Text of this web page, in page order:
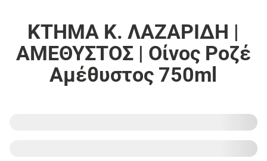
ΚΤΗΜΑ Κ. ΛΑΖΑΡΙΔΗ |
ΑΜΕΘΥΣΤΟΣ | Οίνος Ροζέ
Αμέθυστος 750ml